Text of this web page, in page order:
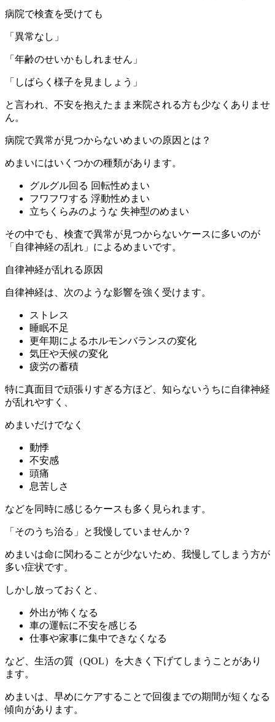
病院で検査を受けても
「異常なし」
「年齢のせいかもしれません」
「しばらく様子を見ましょう」
と言われ、不安を抱えたまま来院される方も少なくありませ
ん。
病院で異常が見つからないめまいの原因とは？
めまいにはいくつかの種類があります。
グルグル回る 回転性めまい
フワフワする 浮動性めまい
立ちくらみのような 失神型のめまい
その中でも、検査で異常が見つからないケースに多いのが
「自律神経の乱れ」によるめまいです。
自律神経が乱れる原因
自律神経は、次のような影響を強く受けます。
ストレス
睡眠不足
更年期によるホルモンバランスの変化
気圧や天候の変化
疲労の蓄積
特に真面目で頑張りすぎる方ほど、知らないうちに自律神経
が乱れやすく、
めまいだけでなく
動悸
不安感
頭痛
息苦しさ
などを同時に感じるケースも多く見られます。
「そのうち治る」と我慢していませんか？
めまいは命に関わることが少ないため、我慢してしまう方が
多い症状です。
しかし放っておくと、
外出が怖くなる
車の運転に不安を感じる
仕事や家事に集中できなくなる
など、生活の質（QOL）を大きく下げてしまうことがあり
ます。
めまいは、早めにケアすることで回復までの期間が短くなる
傾向があります。